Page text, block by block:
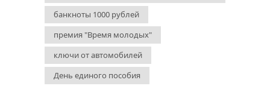
банкноты 1000 рублей
премия "Время молодых"
ключи от автомобилей
День единого пособия